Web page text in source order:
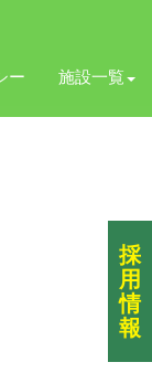
ー 施設一覧
採
用
情
報